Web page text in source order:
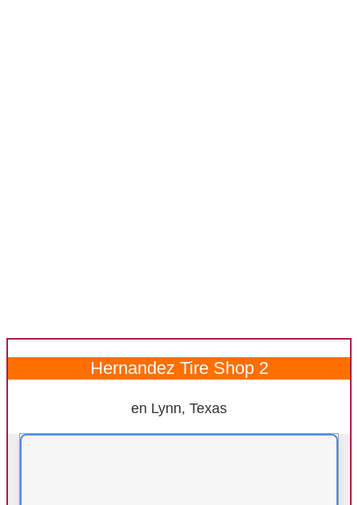
Hernandez Tire Shop 2
en Lynn, Texas